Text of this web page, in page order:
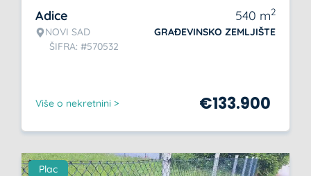
Adice
NOVI SAD
ŠIFRA: #570532
540 m2
GRAĐEVINSKO ZEMLJIŠTE
Više o nekretnini > €133.900
Plac